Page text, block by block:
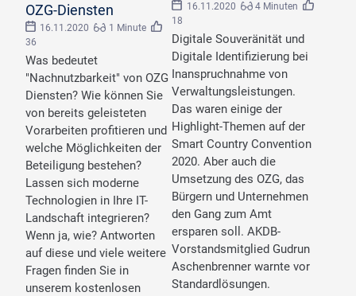
OZG-Diensten
16.11.2020
1 Minute
36
Was bedeutet
"Nachnutzbarkeit" von OZG
Diensten? Wie können Sie
von bereits geleisteten
Vorarbeiten profitieren und
welche Möglichkeiten der
Beteiligung bestehen?
Lassen sich moderne
Technologien in Ihre IT-
Landschaft integrieren?
Wenn ja, wie? Antworten
auf diese und viele weitere
Fragen finden Sie in
unserem kostenlosen
16.11.2020
4 Minuten
18
Digitale Souveränität und
Digitale Identifizierung bei
Inanspruchnahme von
Verwaltungsleistungen.
Das waren einige der
Highlight-Themen auf der
Smart Country Convention
2020. Aber auch die
Umsetzung des OZG, das
Bürgern und Unternehmen
den Gang zum Amt
ersparen soll. AKDB-
Vorstandsmitglied Gudrun
Aschenbrenner warnte vor
Standardlösungen.